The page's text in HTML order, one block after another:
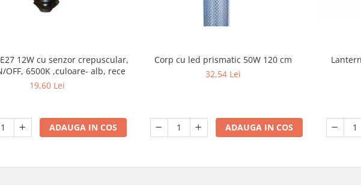
E27 12W cu senzor crepuscular,
OFF, 6500K ,culoare- alb, rece
19,60 Lei
ADAUGA IN COS
Corp cu led prismatic 50W 120 cm
32,54 Lei
ADAUGA IN COS